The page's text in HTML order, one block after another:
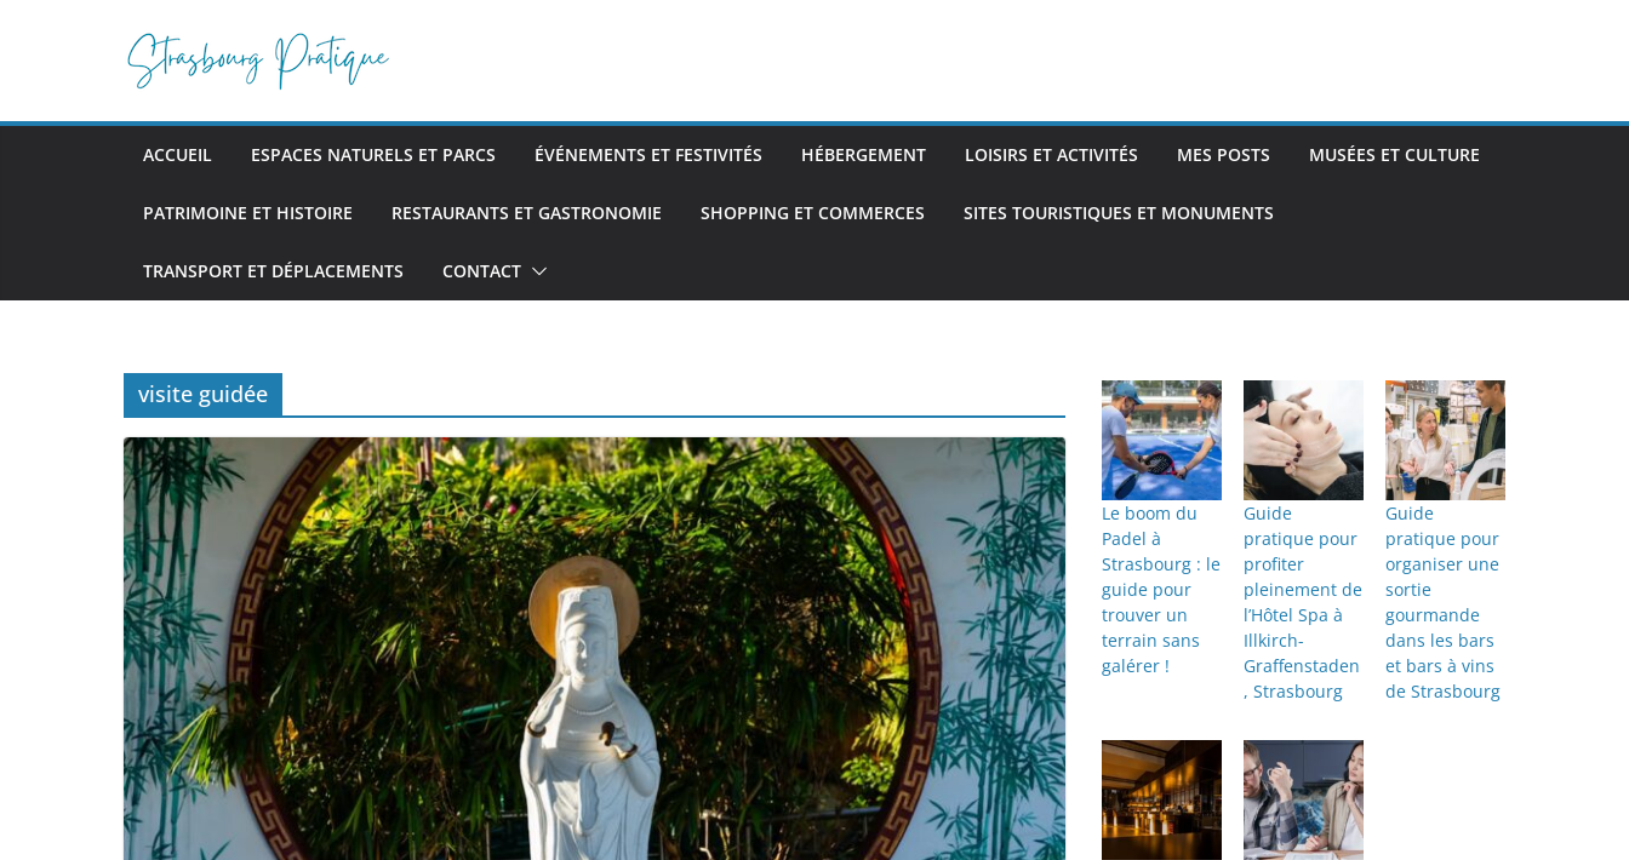
ACCUEIL ESPACES NATURELS ET PARCS ÉVÉNEMENTS ET FESTIVITÉS HÉBERGEMENT LOISIRS ET ACTIVITÉS MES POSTS MUSÉES ET CULTURE
PATRIMOINE ET HISTOIRE RESTAURANTS ET GASTRONOMIE SHOPPING ET COMMERCES SITES TOURISTIQUES ET MONUMENTS
TRANSPORT ET DÉPLACEMENTS CONTACT
visite guidée
Le boom du
Padel à
Strasbourg : le
guide pour
trouver un
terrain sans
galérer !
Guide
pratique pour
profiter
pleinement de
l’Hôtel Spa à
Illkirch-
Graffenstaden
, Strasbourg
Guide
pratique pour
organiser une
sortie
gourmande
dans les bars
et bars à vins
de Strasbourg